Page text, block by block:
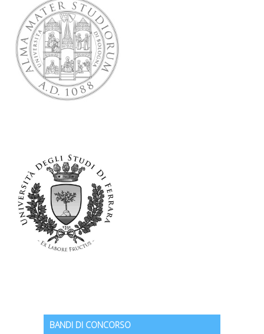
BANDI DI CONCORSO